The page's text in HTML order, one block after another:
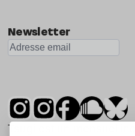
Newsletter
Tsugi est un mensuel